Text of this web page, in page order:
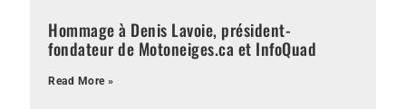
Hommage à Denis Lavoie, président-
fondateur de Motoneiges.ca et InfoQuad
Read More »